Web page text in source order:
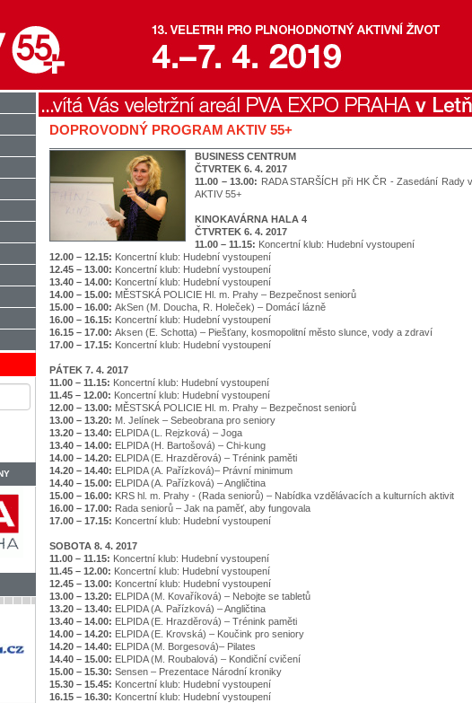
DOPROVODNÝ PROGRAM AKTIV 55+
BUSINESS CENTRUM
ČTVRTEK 6. 4. 2017
11.00 – 13.00: RADA STARŠÍCH při HK ČR - Zasedání Rady
AKTIV 55+
KINOKAVÁRNA HALA 4
ČTVRTEK 6. 4. 2017
11.00 – 11.15: Koncertní klub: Hudební vystoupení
12.00 – 12.15: Koncertní klub: Hudební vystoupení
12.45 – 13.00: Koncertní klub: Hudební vystoupení
13.40 – 14.00: Koncertní klub: Hudební vystoupení
14.00 – 15.00: MĚSTSKÁ POLICIE Hl. m. Prahy – Bezpečnost seniorů
15.00 – 16.00: AkSen (M. Doucha, R. Holeček) – Domácí lázně
16.00 – 16.15: Koncertní klub: Hudební vystoupení
16.15 – 17.00: Aksen (E. Schotta) – Piešťany, kosmopolitní město slunce, vody a zdraví
17.00 – 17.15: Koncertní klub: Hudební vystoupení
PÁTEK 7. 4. 2017
11.00 – 11.15: Koncertní klub: Hudební vystoupení
11.45 – 12.00: Koncertní klub: Hudební vystoupení
12.00 – 13.00: MĚSTSKÁ POLICIE Hl. m. Prahy – Bezpečnost seniorů
13.00 – 13.20: M. Jelínek – Sebeobrana pro seniory
13.20 – 13.40: ELPIDA (L. Rejzková) – Joga
13.40 – 14.00: ELPIDA (H. Bartošová) – Chi-kung
14.00 – 14.20: ELPIDA (E. Hrazděrová) – Trénink paměti
14.20 – 14.40: ELPIDA (A. Pařízková)– Právní minimum
14.40 – 15.00: ELPIDA (A. Pařízková) – Angličtina
15.00 – 16.00: KRS hl. m. Prahy - (Rada seniorů) – Nabídka vzdělávacích a kulturních aktivit
16.00 – 17.00: Rada seniorů – Jak na paměť, aby fungovala
17.00 – 17.15: Koncertní klub: Hudební vystoupení
SOBOTA 8. 4. 2017
11.00 – 11.15: Koncertní klub: Hudební vystoupení
11.45 – 12.00: Koncertní klub: Hudební vystoupení
12.45 – 13.00: Koncertní klub: Hudební vystoupení
13.00 – 13.20: ELPIDA (M. Kovaříková) – Nebojte se tabletů
13.20 – 13.40: ELPIDA (A. Pařízková) – Angličtina
13.40 – 14.00: ELPIDA (E. Hrazděrová) – Trénink paměti
14.00 – 14.20: ELPIDA (E. Krovská) – Koučink pro seniory
14.20 – 14.40: ELPIDA (M. Borgesová)– Pilates
14.40 – 15.00: ELPIDA (M. Roubalová) – Kondiční cvičení
15.00 – 15.30: Sensen – Prezentace Národní kroniky
15.30 – 15.45: Koncertní klub: Hudební vystoupení
16.15 – 16.30: Koncertní klub: Hudební vystoupení